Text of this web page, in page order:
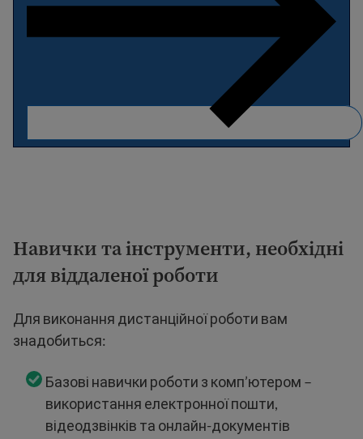
Навички та інструменти, необхідні
для віддаленої роботи
Для виконання дистанційної роботи вам
знадобиться:
Базові навички роботи з комп’ютером –
використання електронної пошти,
відеодзвінків та онлайн-документів